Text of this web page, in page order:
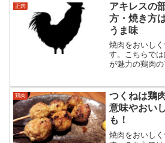
正肉
アキレスの
方・焼き方
うま味
焼肉をおいし
す。こちらで
が魅力の鶏肉
キレスのあら
います。
鶏肉
つくねは鶏
意味やおい
も！
焼肉をおいし